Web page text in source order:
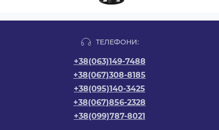
ТЕЛЕФОНИ:
+38(063)149-7488
+38(067)308-8185
+38(095)140-3425
+38(067)856-2328
+38(099)787-8021